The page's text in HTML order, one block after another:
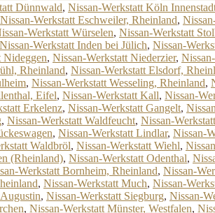
Dünnwald, Nissan-Werkstatt Köln
Nissan-Werkstatt Eschweiler, Rheinland,
Werkstatt Würselen, Nissan-Werkstatt
Nissan-Werkstatt Inden bei Jülich, Nissan-
Nideggen, Nissan-Werkstatt Niederzier,
Rheinland, Nissan-Werkstatt Elsdorf,
, Nissan-Werkstatt Wesseling, Rheinland,
Eifel, Nissan-Werkstatt Kall, Nissan-
Erkelenz, Nissan-Werkstatt Gangelt,
, Nissan-Werkstatt Waldfeucht, Nissan-
, Nissan-Werkstatt Lindlar, Nissan-
Waldbröl, Nissan-Werkstatt Wiehl,
(Rheinland), Nissan-Werkstatt Odenthal,
Werkstatt Bornheim, Rheinland, Nissan-
, Nissan-Werkstatt Much, Nissan-
, Nissan-Werkstatt Siegburg, Nissan-
, Nissan-Werkstatt Münster, Westfalen,